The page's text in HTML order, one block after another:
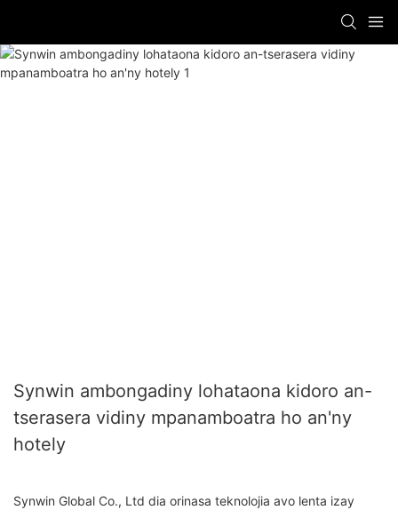
Synwin ambongadiny lohataona kidoro an-
tserasera vidiny mpanamboatra ho an'ny
hotely
Synwin Global Co., Ltd dia orinasa teknolojia avo lenta izay